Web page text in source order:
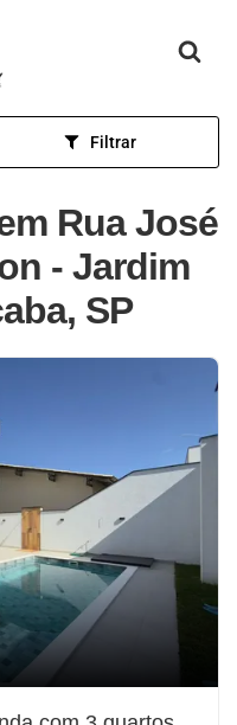
inicial
Filtrar
Rua José
- Jardim
SP